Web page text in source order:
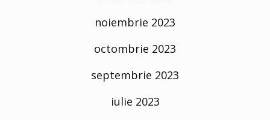
noiembrie 2023
octombrie 2023
septembrie 2023
iulie 2023